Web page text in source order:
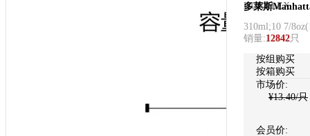
DURALEX
多莱斯
310ml;10 7/8oz(
销量:12842只
按组 购买
按箱购买
市场价:
¥13.40/只
会员价: